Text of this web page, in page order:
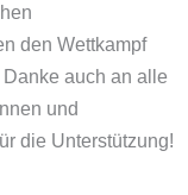
den Wettkampf
auch an alle
und
die Unterstützung!